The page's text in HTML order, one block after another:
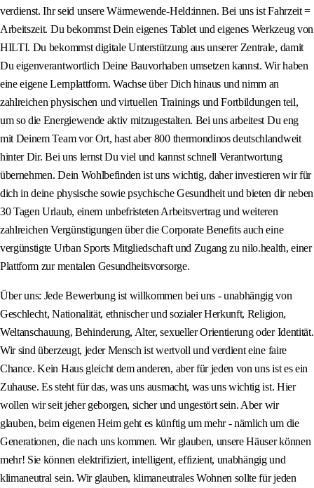
verdienst. Ihr seid unsere Wärmewende-Held:innen. Bei uns ist Fahrzeit =
Arbeitszeit. Du bekommst Dein eigenes Tablet und eigenes Werkzeug von
HILTI. Du bekommst digitale Unterstützung aus unserer Zentrale, damit
Du eigenverantwortlich Deine Bauvorhaben umsetzen kannst. Wir haben
eine eigene Lernplattform. Wachse über Dich hinaus und nimm an
zahlreichen physischen und virtuellen Trainings und Fortbildungen teil,
um so die Energiewende aktiv mitzugestalten. Bei uns arbeitest Du eng
mit Deinem Team vor Ort, hast aber 800 thermondinos deutschlandweit
hinter Dir. Bei uns lernst Du viel und kannst schnell Verantwortung
übernehmen. Dein Wohlbefinden ist uns wichtig, daher investieren wir für
dich in deine physische sowie psychische Gesundheit und bieten dir neben
30 Tagen Urlaub, einem unbefristeten Arbeitsvertrag und weiteren
zahlreichen Vergünstigungen über die Corporate Benefits auch eine
vergünstigte Urban Sports Mitgliedschaft und Zugang zu nilo.health, einer
Plattform zur mentalen Gesundheitsvorsorge.
Über uns: Jede Bewerbung ist willkommen bei uns - unabhängig von
Geschlecht, Nationalität, ethnischer und sozialer Herkunft, Religion,
Weltanschauung, Behinderung, Alter, sexueller Orientierung oder Identität.
Wir sind überzeugt, jeder Mensch ist wertvoll und verdient eine faire
Chance. Kein Haus gleicht dem anderen, aber für jeden von uns ist es ein
Zuhause. Es steht für das, was uns ausmacht, was uns wichtig ist. Hier
wollen wir seit jeher geborgen, sicher und ungestört sein. Aber wir
glauben, beim eigenen Heim geht es künftig um mehr - nämlich um die
Generationen, die nach uns kommen. Wir glauben, unsere Häuser können
mehr! Sie können elektrifiziert, intelligent, effizient, unabhängig und
klimaneutral sein. Wir glauben, klimaneutrales Wohnen sollte für jeden